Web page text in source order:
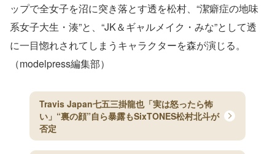
ップで全女子を沼に突き落とす透を松村、“潔癖症の地味
系女子大生・湊”と、“JK＆ギャルメイク・みな”として透
に一目惚れされてしまうキャラクターを森が演じる。
（modelpress編集部）
Travis Japan七五三掛龍也「実は怒ったら怖
い」“裏の顔”自ら暴露もSixTONES松村北斗が
否定